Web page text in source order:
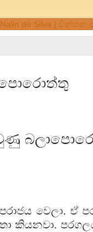
වෙලා. ඒ
කියනවා.